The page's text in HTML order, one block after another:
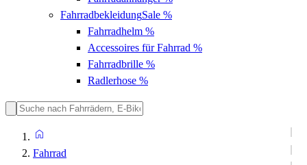
FahrradbekleidungSale %
Fahrradhelm %
Accessoires für Fahrrad %
Fahrradbrille %
Radlerhose %
Fahrrad